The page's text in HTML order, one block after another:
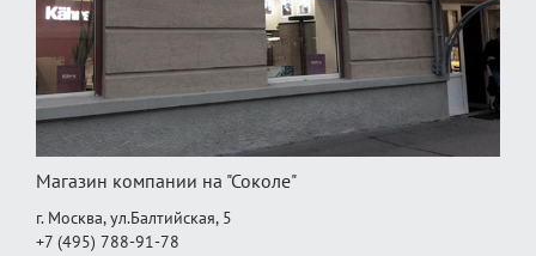
Магазин компании на "Соколе"
г. Москва, ул.Балтийская, 5
+7 (495) 788-91-78